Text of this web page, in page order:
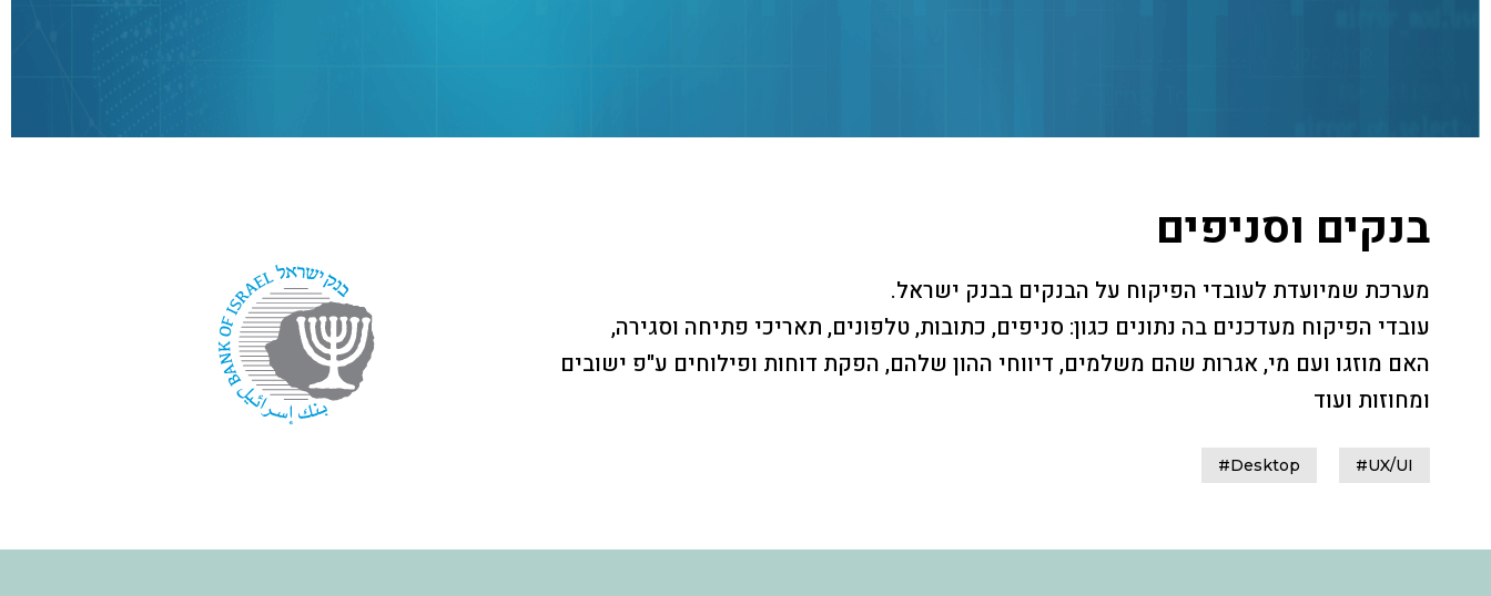
בנקים וסניפים
מערכת שמיועדת לעובדי הפיקוח על הבנקים בבנק ישראל.
עובדי הפיקוח מעדכנים בה נתונים כגון: סניפים, כתובות, טלפונים, תאריכי פתיחה וסגירה,
האם מוזגו ועם מי, אגרות שהם משלמים, דיווחי ההון שלהם, הפקת דוחות ופילוחים ע"פ ישובים
ומחוזות ועוד
#UX/UI
#Desktop